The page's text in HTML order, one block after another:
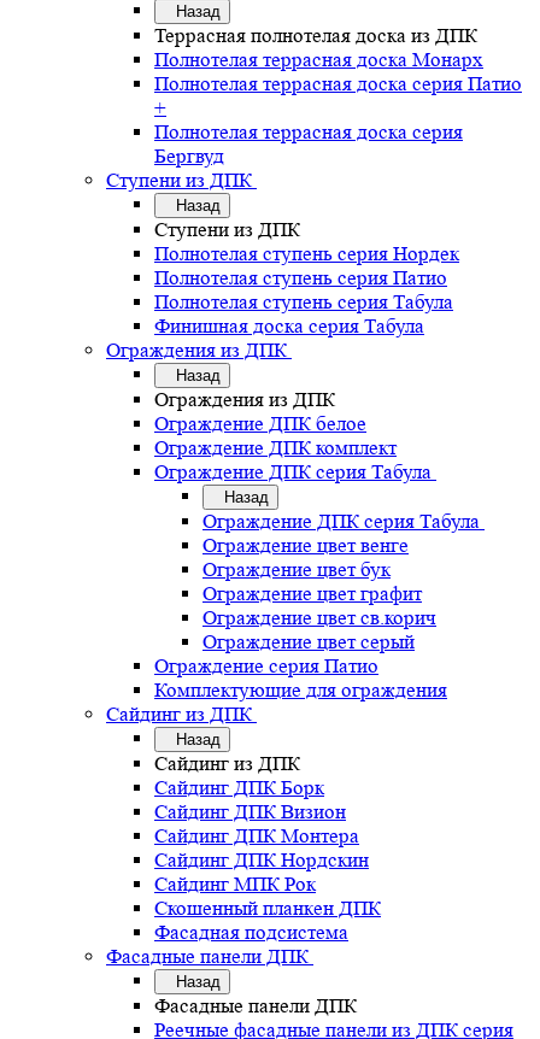
Назад
Террасная полнотелая доска из ДПК
Полнотелая террасная доска Монарх
Полнотелая террасная доска серия Патио
+
Полнотелая террасная доска серия
Бергвуд
Ступени из ДПК
Назад
Ступени из ДПК
Полнотелая ступень серия Нордек
Полнотелая ступень серия Патио
Полнотелая ступень серия Табула
Финишная доска серия Табула
Ограждения из ДПК
Назад
Ограждения из ДПК
Ограждение ДПК белое
Ограждение ДПК комплект
Ограждение ДПК серия Табула
Назад
Ограждение ДПК серия Табула
Ограждение цвет венге
Ограждение цвет бук
Ограждение цвет графит
Ограждение цвет св.корич
Ограждение цвет серый
Ограждение серия Патио
Комплектующие для ограждения
Сайдинг из ДПК
Назад
Сайдинг из ДПК
Сайдинг ДПК Борк
Сайдинг ДПК Визион
Сайдинг ДПК Монтера
Сайдинг ДПК Нордскин
Сайдинг МПК Рок
Скошенный планкен ДПК
Фасадная подсистема
Фасадные панели ДПК
Назад
Фасадные панели ДПК
Реечные фасадные панели из ДПК серия